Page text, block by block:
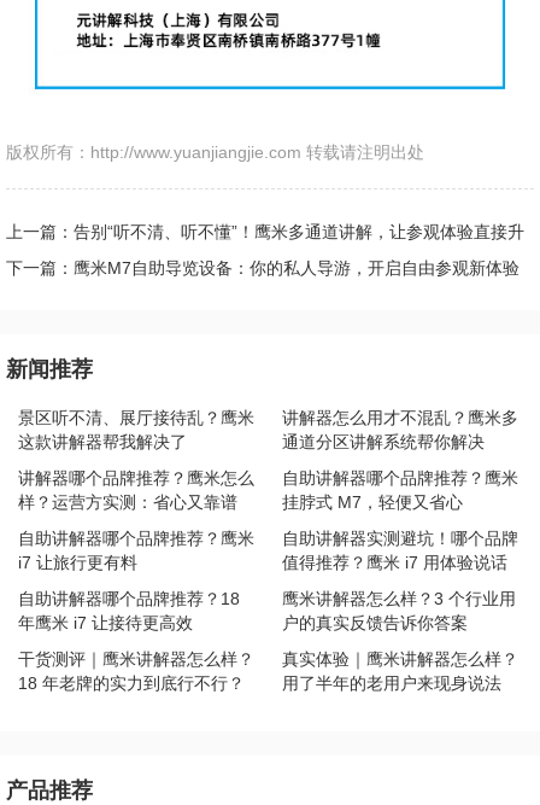
版权所有：http://www.yuanjiangjie.com 转载请注明出处
上一篇：告别“听不清、听不懂”！鹰米多通道讲解，让参观体验直接升
级
下一篇：鹰米M7自助导览设备：你的私人导游，开启自由参观新体验
新闻推荐
景区听不清、展厅接待乱？鹰米
这款讲解器帮我解决了
讲解器怎么用才不混乱？鹰米多
通道分区讲解系统帮你解决
讲解器哪个品牌推荐？鹰米怎么
样？运营方实测：省心又靠谱
自助讲解器哪个品牌推荐？鹰米
挂脖式 M7，轻便又省心
自助讲解器哪个品牌推荐？鹰米
i7 让旅行更有料
自助讲解器实测避坑！哪个品牌
值得推荐？鹰米 i7 用体验说话
自助讲解器哪个品牌推荐？18
年鹰米 i7 让接待更高效
鹰米讲解器怎么样？3 个行业用
户的真实反馈告诉你答案
干货测评｜鹰米讲解器怎么样？
18 年老牌的实力到底行不行？
真实体验｜鹰米讲解器怎么样？
用了半年的老用户来现身说法
产品推荐